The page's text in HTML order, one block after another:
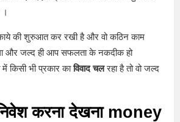
की शुरुआत कर रखी है और वो कठिन काम
और जल्द ही आप सफलता के नकदीक हो
किसी भी प्रकार काविवाद चलरहा है तो वो जल्द
करना देखना money